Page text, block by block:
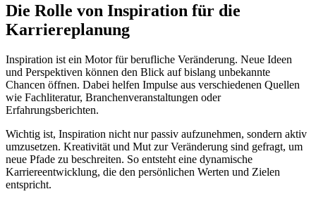
Die Rolle von Inspiration für die
Karriereplanung
Inspiration ist ein Motor für berufliche Veränderung. Neue Ideen
und Perspektiven können den Blick auf bislang unbekannte
Chancen öffnen. Dabei helfen Impulse aus verschiedenen Quellen
wie Fachliteratur, Branchenveranstaltungen oder
Erfahrungsberichten.
Wichtig ist, Inspiration nicht nur passiv aufzunehmen, sondern aktiv
umzusetzen. Kreativität und Mut zur Veränderung sind gefragt, um
neue Pfade zu beschreiten. So entsteht eine dynamische
Karriereentwicklung, die den persönlichen Werten und Zielen
entspricht.